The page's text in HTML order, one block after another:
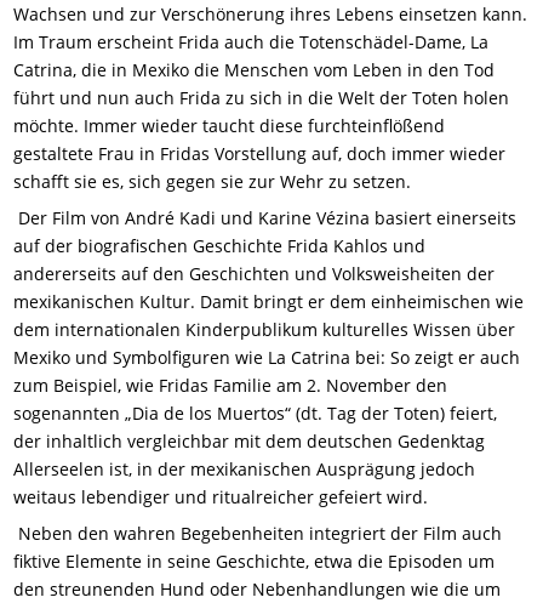
Wachsen und zur Verschönerung ihres Lebens einsetzen kann.
Im Traum erscheint Frida auch die Totenschädel-Dame, La
Catrina, die in Mexiko die Menschen vom Leben in den Tod
führt und nun auch Frida zu sich in die Welt der Toten holen
möchte. Immer wieder taucht diese furchteinflößend
gestaltete Frau in Fridas Vorstellung auf, doch immer wieder
schafft sie es, sich gegen sie zur Wehr zu setzen.
Der Film von André Kadi und Karine Vézina basiert einerseits
auf der biografischen Geschichte Frida Kahlos und
andererseits auf den Geschichten und Volksweisheiten der
mexikanischen Kultur. Damit bringt er dem einheimischen wie
dem internationalen Kinderpublikum kulturelles Wissen über
Mexiko und Symbolfiguren wie La Catrina bei: So zeigt er auch
zum Beispiel, wie Fridas Familie am 2. November den
sogenannten „Dia de los Muertos“ (dt. Tag der Toten) feiert,
der inhaltlich vergleichbar mit dem deutschen Gedenktag
Allerseelen ist, in der mexikanischen Ausprägung jedoch
weitaus lebendiger und ritualreicher gefeiert wird.
Neben den wahren Begebenheiten integriert der Film auch
fiktive Elemente in seine Geschichte, etwa die Episoden um
den streunenden Hund oder Nebenhandlungen wie die um